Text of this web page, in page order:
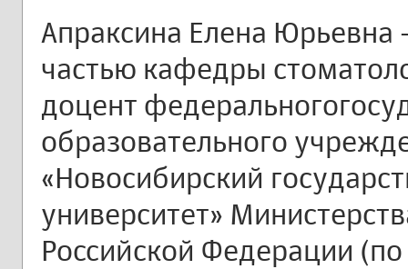
Апраксина Елена
частью кафедры
доцент
образовательного
«Новосибирский
университет»
Российской Федерации